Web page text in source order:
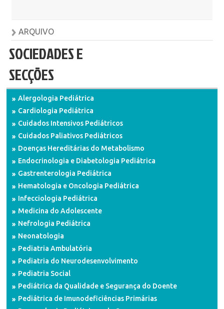
ARQUIVO
SOCIEDADES E
SECÇÕES
Alergologia Pediátrica
Cardiologia Pediátrica
Cuidados Intensivos Pediátricos
Cuidados Paliativos Pediátricos
Doenças Hereditárias do Metabolismo
Endocrinologia e Diabetologia Pediátrica
Gastrenterologia Pediátrica
Hematologia e Oncologia Pediátrica
Infecciologia Pediátrica
Medicina do Adolescente
Nefrologia Pediátrica
Neonatologia
Pediatria Ambulatória
Pediatria do Neurodesenvolvimento
Pediatria Social
Pediátrica da Qualidade e Segurança do Doente
Pediátrica de Imunodeficiências Primárias